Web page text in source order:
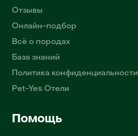
Отзывы
Онлайн-подбор
Всё о породах
База знаний
Политика конфиденциальности
Pet-Yes Отели
Помощь